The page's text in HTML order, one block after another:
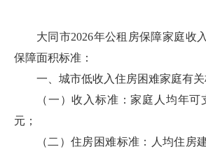
大同市2026年公租房保障家庭收
保障面积标准：
一、城市低收入住房困难家庭有
（一）收入标准：家庭人均年可
元；
（二）住房困难标准：人均住房